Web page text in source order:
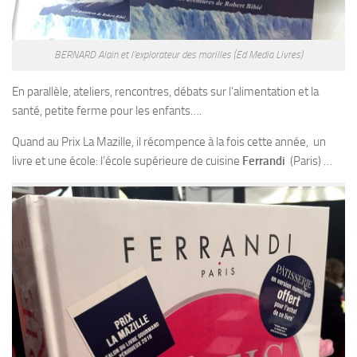
BERNARD Alain et l’explorateur des morilles (Ed Media Livres)
En parallèle, ateliers, rencontres, débats sur l’alimentation et la
santé, petite ferme pour les enfants….
Quand au Prix La Mazille, il récompence à la fois cette année, un
livre et une école: l’école supérieure de cuisine Ferrandi (Paris) …